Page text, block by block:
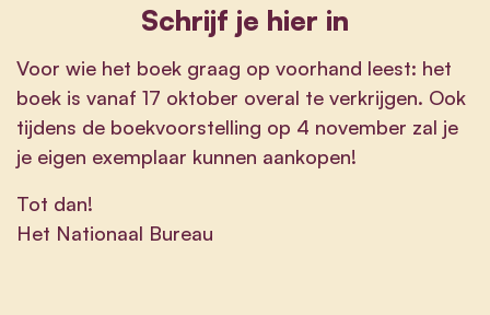
Schrijf je hier in
Voor wie het boek graag op voorhand leest: het
boek is vanaf 17 oktober overal te verkrijgen. Ook
tijdens de boekvoorstelling op 4 november zal je
je eigen exemplaar kunnen aankopen!
Tot dan!
Het Nationaal Bureau